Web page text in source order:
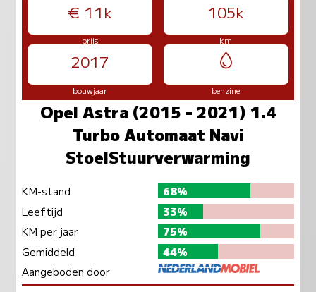
€ 11k 105k
prijs km
2017
bouwjaar benzine
Opel Astra (2015 - 2021) 1.4
Turbo Automaat Navi
StoelStuurverwarming
KM-stand
68%
Leeftijd
33%
KM per jaar
75%
Gemiddeld
44%
Aangeboden door